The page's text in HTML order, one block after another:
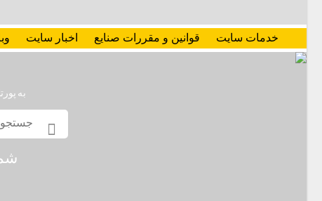
خدمات سایت قوانین و مقررات صنایع اخبار سایت
به